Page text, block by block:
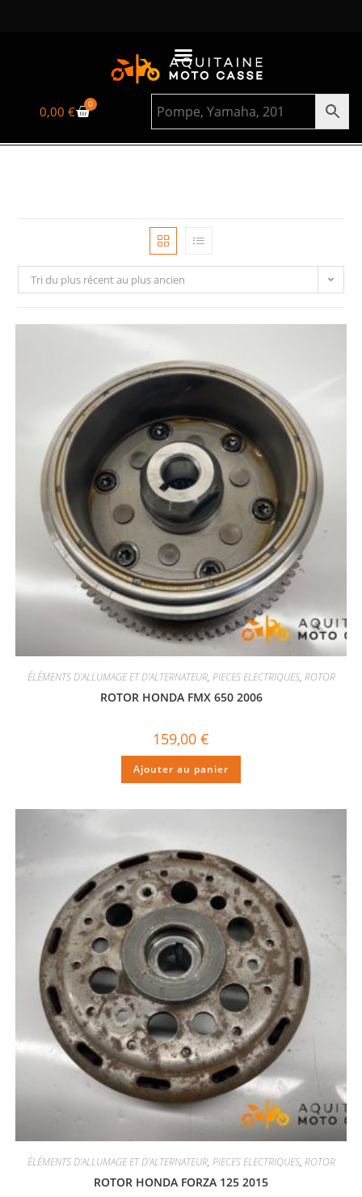
0,00€ 0
Tri du plus récent au plus ancien
ÉLÉMENTS D'ALLUMAGE ET D'ALTERNATEUR, PIECES ELECTRIQUES, ROTOR
ROTOR HONDA FMX 650 2006
159,00 €
Ajouter au panier
ÉLÉMENTS D'ALLUMAGE ET D'ALTERNATEUR, PIECES ELECTRIQUES, ROTOR
ROTOR HONDA FORZA 125 2015